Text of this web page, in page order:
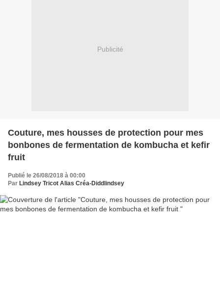
Publicité
Couture, mes housses de protection pour mes
bonbones de fermentation de kombucha et kefir
fruit
Publié le 26/08/2018 à 00:00
Par Lindsey Tricot Alias Créa-Diddlindsey